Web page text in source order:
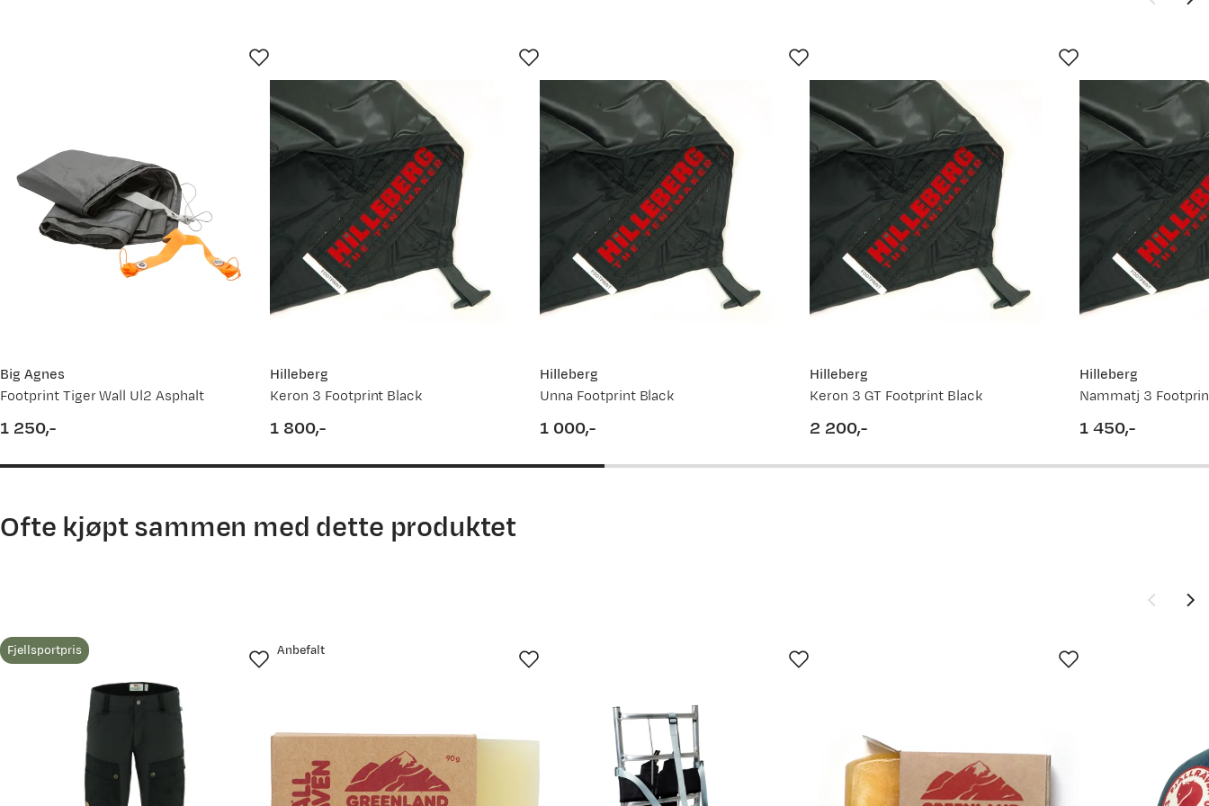
Big Agnes
Footprint Tiger Wall Ul2 Asphalt
1 250,-
Hilleberg
Keron 3 Footprint Black
1 800,-
Hilleberg
Unna Footprint Black
1 000,-
Hilleberg
Keron 3 GT Footprint Black
2 200,-
Hilleberg
Nammatj 3
1 450,-
Ofte kjøpt sammen med dette produktet
Fjellsportpris Anbefalt